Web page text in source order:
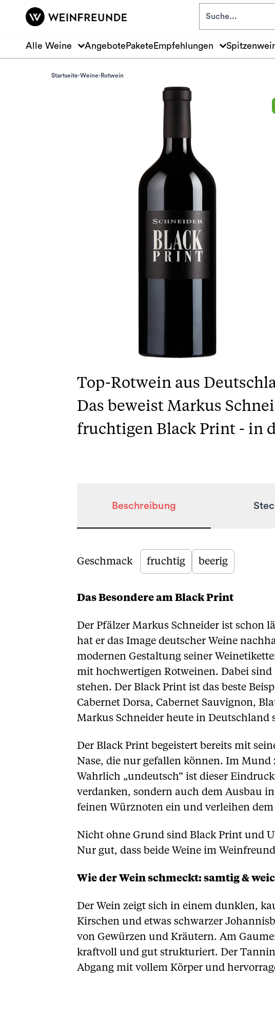
Zum Hauptinhalt springen
Alle Weine Angebote Pakete Empfehlungen
Startseite Weine Rotwein
Top-Rotwein aus
Das beweist Markus
fruchtigen Black Print - in
Beschreibung
Beschreibung
Geschmack fruchtig beerig
Das Besondere am Black Print
Der Pfälzer Markus Schneider ist schon
hat er das Image deutscher Weine
modernen Gestaltung seiner
mit hochwertigen Rotweinen. Dabei
stehen. Der Black Print ist das beste
Cabernet Dorsa, Cabernet Sauvignon,
Markus Schneider heute in Deutschland
Der Black Print begeistert bereits mit
Nase, die nur gefallen können. Im
Wahrlich „undeutsch“ ist dieser
verdanken, sondern auch dem Ausbau
feinen Würznoten ein und verleihen
Nicht ohne Grund sind Black Print und
Nur gut, dass beide Weine im
Wie der Wein schmeckt: samtig &
Der Wein zeigt sich in einem dunklen,
Kirschen und etwas schwarzer
von Gewürzen und Kräutern. Am
kraftvoll und gut strukturiert. Der
Abgang mit vollem Körper und